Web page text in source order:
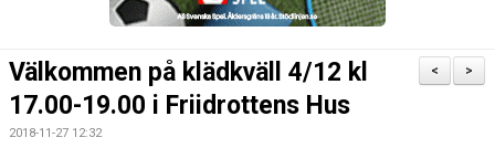
KLÄDER
>
<
Välkommen på klädkväll 4/12 kl
17.00-19.00 i Friidrottens Hus
2018-11-27 12:32